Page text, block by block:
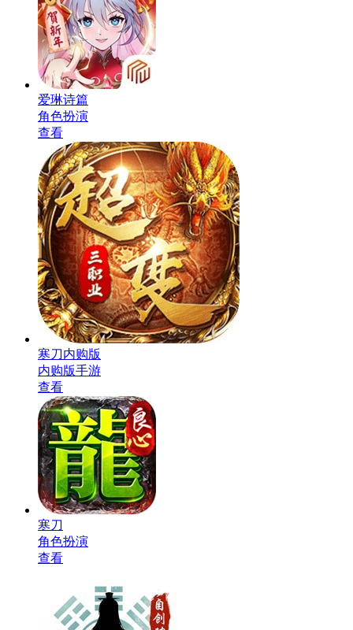
爱琳诗篇
角色扮演
查看
寒刀内购版
内购版手游
查看
寒刀
角色扮演
查看